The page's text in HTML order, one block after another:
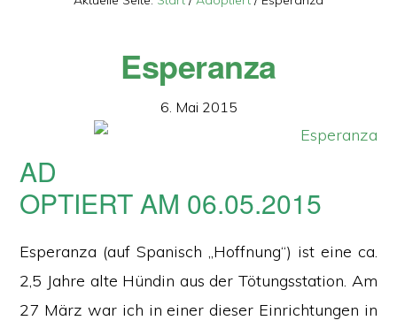
Esperanza
6. Mai 2015
AD
OPTIERT AM 06.05.2015
Esperanza (auf Spanisch „Hoffnung“) ist eine ca.
2,5 Jahre alte Hündin aus der Tötungsstation. Am
27 März war ich in einer dieser Einrichtungen in